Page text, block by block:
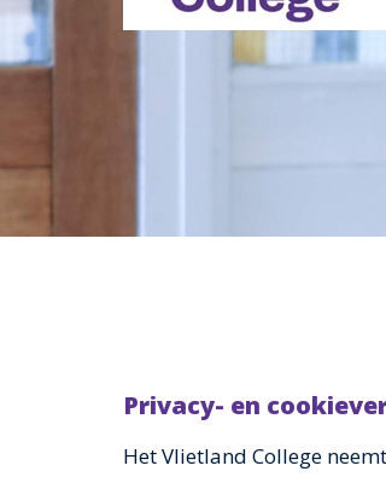
Privacy- en
Het Vlietland College